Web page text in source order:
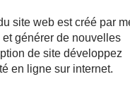
site web est créé par
générer de nouvelles
de site développez
en ligne sur internet.